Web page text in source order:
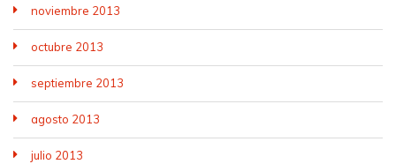
noviembre 2013
octubre 2013
septiembre 2013
agosto 2013
julio 2013